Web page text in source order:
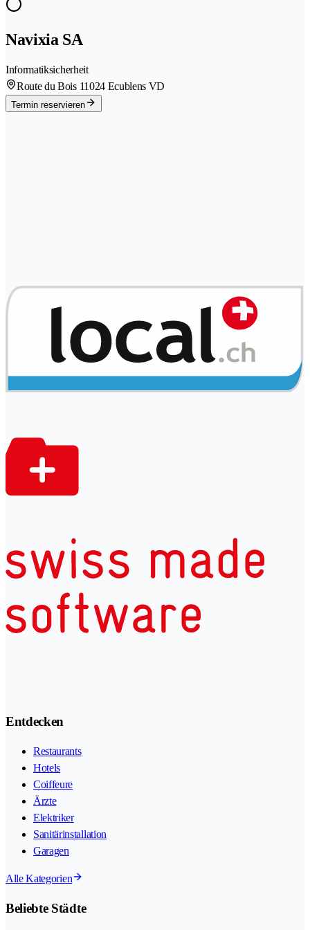
Navixia SA
Informatiksicherheit
Route du Bois 11024 Ecublens VD
Termin reservieren
Entdecken
Restaurants
Hotels
Coiffeure
Ärzte
Elektriker
Sanitärinstallation
Garagen
Alle Kategorien
Beliebte Städte